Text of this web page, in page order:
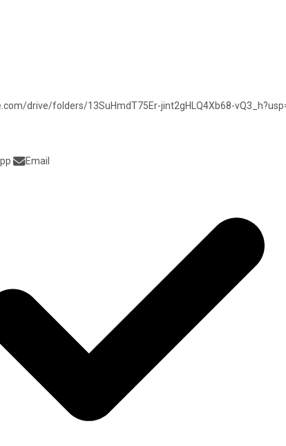
drive/folders/13SuHmdT75Er-jint2gHLQ4Xb68-
Email